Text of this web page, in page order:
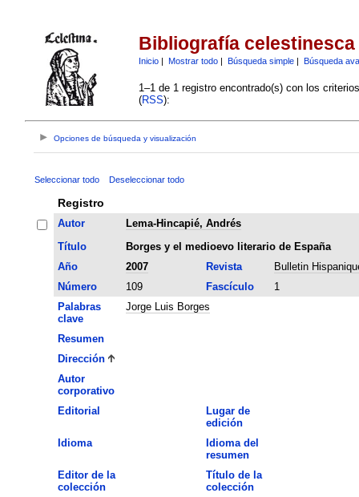
Bibliografía celestinesca
Inicio| Mostrar todo| Búsqueda simple| Búsqueda
1–1 de 1 registro encontrado(s) con los
(RSS):
Opciones de búsqueda y visualización
Seleccionar todo Deseleccionar todo
Registro
Autor
Lema-Hincapié, Andrés
Título
Borges y el medioevo literario de España
Año
2007 Revista
Bulletin
Número
109 Fascículo
1
Palabras
clave
Jorge Luis Borges
Resumen
Dirección
Autor
corporativo
Editorial
Lugar de
edición
Idioma
Idioma del
resumen
Editor de la
colección
Título de la
colección